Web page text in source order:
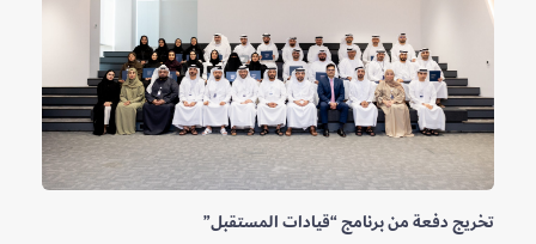
لبلدية
دبي
تخريج دفعة من برنامج “قيادات المستقبل”